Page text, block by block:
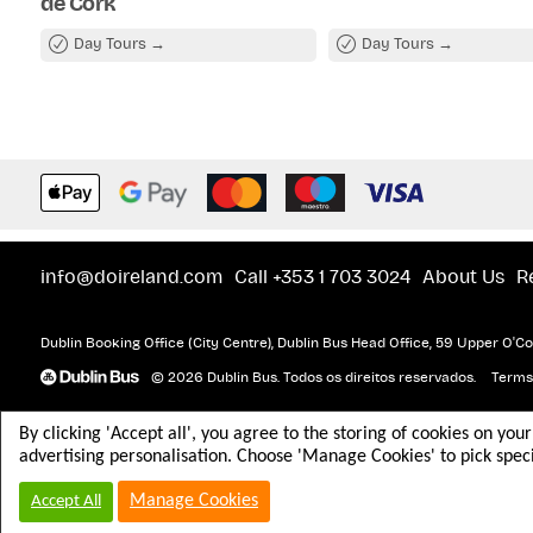
de Cork
Day Tours Day Tours
info@doireland.com Call +353 1 703 3024 About Us
Dublin Booking Office (City Centre), Dublin Bus Head Office, 59 Upper
© 2026 Dublin Bus. Todos os direitos reservados.
By clicking 'Accept all', you agree to the storing of cookies on
advertising personalisation. Choose 'Manage Cookies' to pick
Accept All Manage Cookies